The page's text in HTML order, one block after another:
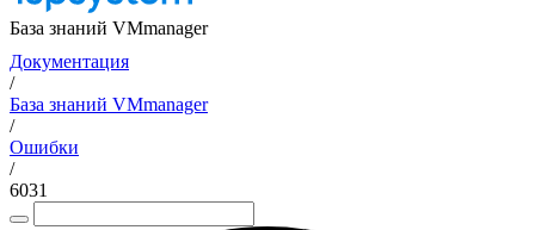
База знаний VMmanager
Документация
/
База знаний VMmanager
/
Ошибки
/
6031